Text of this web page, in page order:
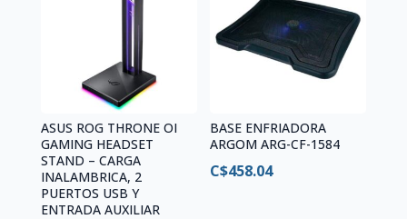
ASUS ROG THRONE OI
GAMING HEADSET
STAND – CARGA
INALAMBRICA, 2
PUERTOS USB Y
ENTRADA AUXILIAR
BASE ENFRIADORA
ARGOM ARG-CF-1584
C$458.04